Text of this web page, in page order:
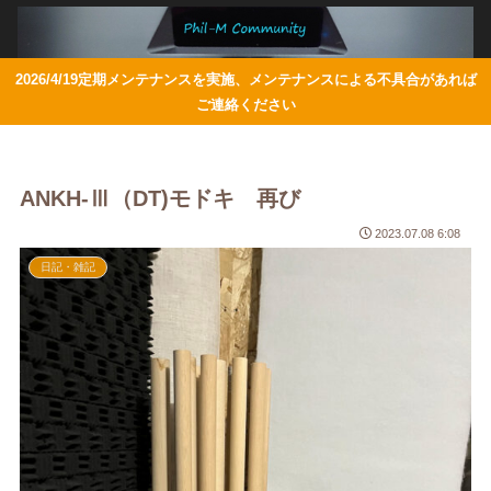
2026/4/19定期メンテナンスを実施、メンテナンスによる不具合があれば
ご連絡ください
ANKH-Ⅲ（DT)モドキ 再び
2023.07.08 6:08
日記・雑記